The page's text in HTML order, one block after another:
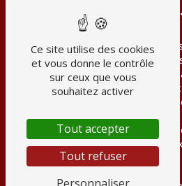
NOS
Grand Crus
Cave à
Panier
Spiritueux
Épicerie
Rhum
Bag in box
Ce site utilise des cookies
et vous donne le contrôle
sur ceux que vous
souhaitez activer
Tout accepter
Tout refuser